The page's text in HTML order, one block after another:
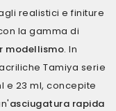
realistici e finiture
la gamma di
modellismo. In
Tamiya serie
e 23 ml, concepite
asciugatura rapida